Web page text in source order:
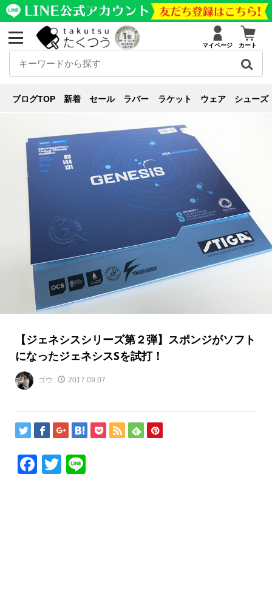
マイページ カート
ブログTOP 新着 セール ラバー ラケット ウェア シューズ
新商品紹介
ポンジがソフトになったジェネシスSを試打！
【ジェネシスシリーズ第２弾】スポンジがソフト
になったジェネシスSを試打！
ゴウ 2017.09.07
Facebook
Twitter